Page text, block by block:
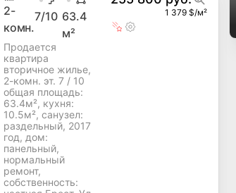
2-
комн.
7/10 63.4
Продается
квартира
вторичное жилье,
2-комн. эт. 7 / 10
общая площадь:
63.4м², кухня:
10.5м², cанузел:
раздельный, 2017
год, дом:
панельный,
нормальный
255 800 руб.